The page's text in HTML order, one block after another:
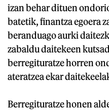
izan behar dituen
batetik, finantza egoera
beranduago aurki
zabaldu daitekeen
berregituratze horren
ateratzea ekar
Berregituratze honen